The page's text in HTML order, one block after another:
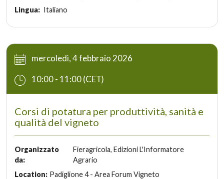
Lingua: Italiano
mercoledì, 4 febbraio 2026
10:00 - 11:00 (CET)
Corsi di potatura per produttività, sanità e
qualità del vigneto
Organizzato
da:
Fieragricola, Edizioni L'Informatore
Agrario
Location: Padiglione 4 - Area Forum Vigneto